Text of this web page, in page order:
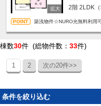
2階 2LDK
築浅物件☆NURO光無料利用可
棟数30件 (総物件数： 33件)
1 2 次の20件>>
条件を絞り込む